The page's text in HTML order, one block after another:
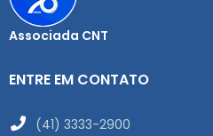
Associada CNT
ENTRE EM CONTATO
(41) 3333-2900